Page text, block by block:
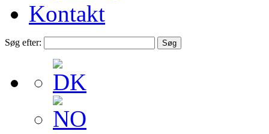
Kontakt
Søg efter: